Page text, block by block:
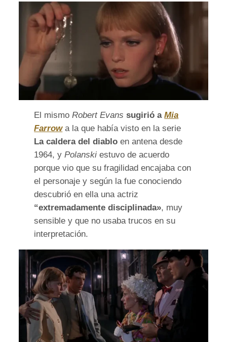
El mismoRobert Evans sugirió aMia
Farrowa la que había visto en la serie
La caldera del diablo en antena desde
1964, yPolanskiestuvo de acuerdo
porque vio que su fragilidad encajaba con
el personaje y según la fue conociendo
descubrió en ella una actriz
“extremadamente disciplinada», muy
sensible y que no usaba trucos en su
interpretación.